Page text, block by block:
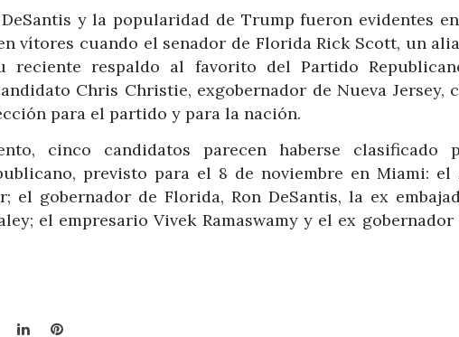
y la popularidad de Trump fueron evidentes
vítores cuando el senador de Florida Rick Scott, un
reciente respaldo al favorito del Partido
Chris Christie, exgobernador de Nueva Jersey,
para el partido y para la nación.
cinco candidatos parecen haberse clasificado
previsto para el 8 de noviembre en Miami: el
el gobernador de Florida, Ron DeSantis, la ex
el empresario Vivek Ramaswamy y el ex gobernador
LinkedInPinterest